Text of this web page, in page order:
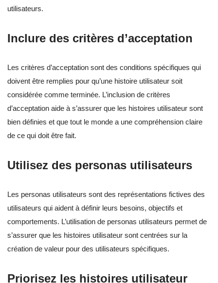
utilisateurs.
Inclure des critères d’acceptation
Les critères d’acceptation sont des conditions spécifiques qui
doivent être remplies pour qu’une histoire utilisateur soit
considérée comme terminée. L’inclusion de critères
d’acceptation aide à s’assurer que les histoires utilisateur sont
bien définies et que tout le monde a une compréhension claire
de ce qui doit être fait.
Utilisez des personas utilisateurs
Les personas utilisateurs sont des représentations fictives des
utilisateurs qui aident à définir leurs besoins, objectifs et
comportements. L’utilisation de personas utilisateurs permet de
s’assurer que les histoires utilisateur sont centrées sur la
création de valeur pour des utilisateurs spécifiques.
Priorisez les histoires utilisateur